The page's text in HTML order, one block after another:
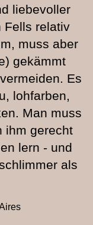
liebevoller
Fells relativ
muss aber
gekämmt
Es
lohfarben,
Man muss
ihm gerecht
lern - und
als